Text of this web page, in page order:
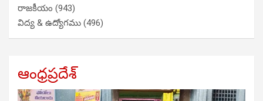
రాజకీయం (943)
విద్య & ఉద్యోగము (496)
ఆంధ్రప్రదేశ్